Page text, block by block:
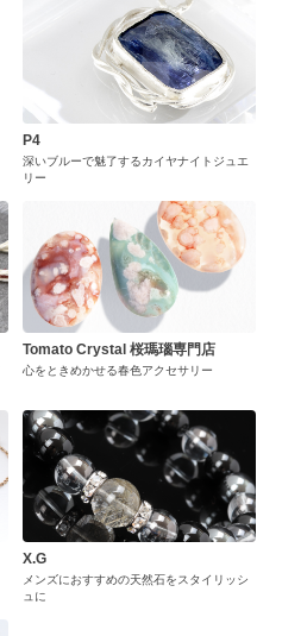
P4
深いブルーで魅了するカイヤナイトジュエ
リー
Tomato Crystal 桜瑪瑙専門店
心をときめかせる春色アクセサリー
X.G
メンズにおすすめの天然石をスタイリッシ
ュに